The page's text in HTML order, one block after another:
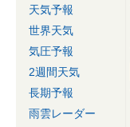
天気予報
世界天気
気圧予報
2週間天気
長期予報
雨雲レーダー